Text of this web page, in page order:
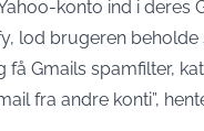
konto ind i deres
lod brugeren beholde
Gmails spamfilter,
fra andre konti”,